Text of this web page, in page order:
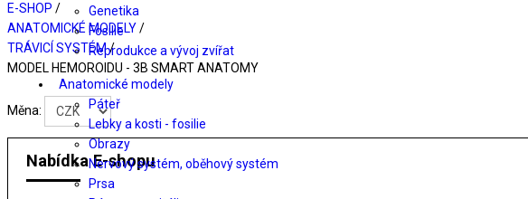
Genetika
Fosilie
Reprodukce a vývoj zvířat
Anatomické modely
Páteř
Lebky a kosti - fosilie
Obrazy
Nervový systém, oběhový systém
Prsa
E-SHOP /
ANATOMICKÉ MODELY/
TRÁVICÍ SYSTÉM/
MODEL HEMOROIDU - 3B SMART ANATOMY
Měna:
Nabídka E-shopu